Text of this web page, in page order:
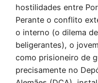
hostilidades entre
Perante o conflito
o interno (o dilema
beligerantes), o
como prisioneiro de
precisamente no